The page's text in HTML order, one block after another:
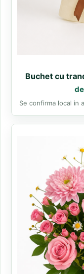
Buchet cu
Se confirma local in